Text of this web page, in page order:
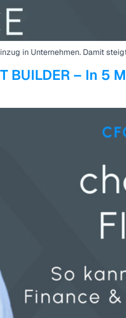
in Unternehmen. Damit
BUILDER – In